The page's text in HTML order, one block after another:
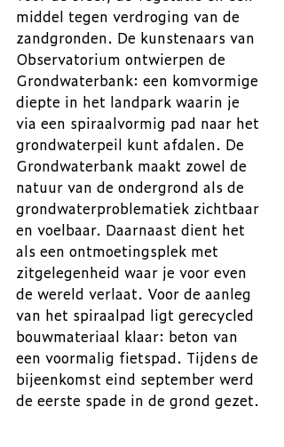
middel tegen verdroging van de
zandgronden. De kunstenaars van
Observatorium ontwierpen de
Grondwaterbank: een komvormige
diepte in het landpark waarin je
via een spiraalvormig pad naar het
grondwaterpeil kunt afdalen. De
Grondwaterbank maakt zowel de
natuur van de ondergrond als de
grondwaterproblematiek zichtbaar
en voelbaar. Daarnaast dient het
als een ontmoetingsplek met
zitgelegenheid waar je voor even
de wereld verlaat. Voor de aanleg
van het spiraalpad ligt gerecycled
bouwmateriaal klaar: beton van
een voormalig fietspad. Tijdens de
bijeenkomst eind september werd
de eerste spade in de grond gezet.